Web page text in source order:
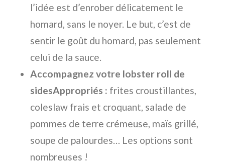
l’idée est d’enrober délicatement le
homard, sans le noyer. Le but, c’est de
sentir le goût du homard, pas seulement
celui de la sauce.
Accompagnez votre lobster roll de
sidesAppropriés : frites croustillantes,
coleslaw frais et croquant, salade de
pommes de terre crémeuse, maïs grillé,
soupe de palourdes… Les options sont
nombreuses !